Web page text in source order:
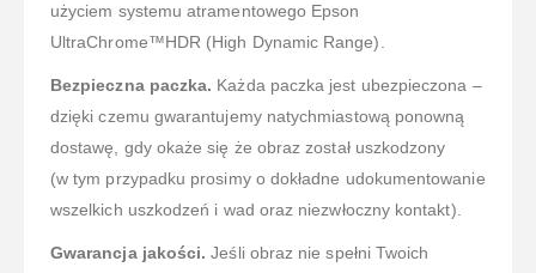
użyciem systemu atramentowego Epson
UltraChrome™HDR (High Dynamic Range).
Bezpieczna paczka. Każda paczka jest ubezpieczona –
dzięki czemu gwarantujemy natychmiastową ponowną
dostawę, gdy okaże się że obraz został uszkodzony
(w tym przypadku prosimy o dokładne udokumentowanie
wszelkich uszkodzeń i wad oraz niezwłoczny kontakt).
Gwarancja jakości. Jeśli obraz nie spełni Twoich